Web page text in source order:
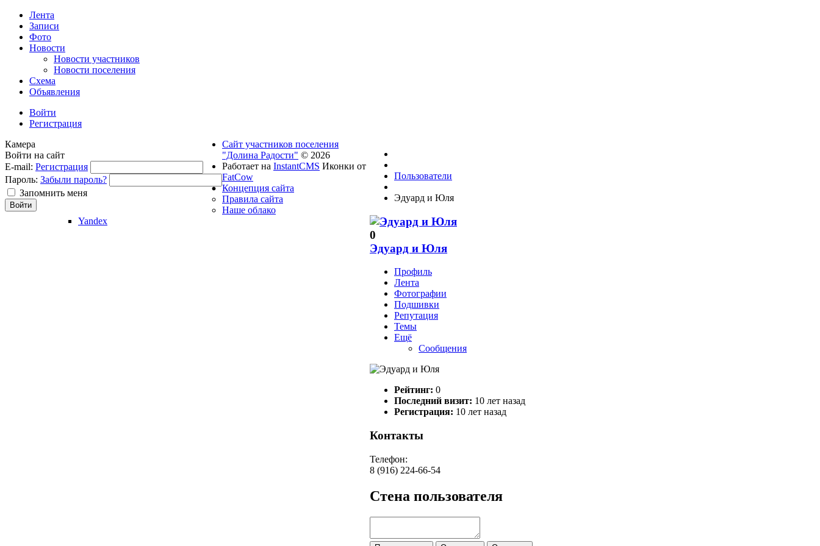
Лента
Записи
Фото
Новости
Новости участников
Новости поселения
Схема
Объявления
Войти
Регистрация
Пользователи
Эдуард и Юля
0
Эдуард и Юля
Профиль
Лента
Фотографии
Подшивки
Репутация
Темы
Ещё
Сообщения
Рейтинг: 0
Последний визит: 10 лет назад
Регистрация: 10 лет назад
Контакты
Телефон:
8 (916) 224-66-54
Стена пользователя
Камера
Войти на сайт
E-mail: Регистрация
Пароль: Забыли пароль?
Запомнить меня
Сайт участников поселения
"Долина Радости" © 2026
Работает на InstantCMS Иконки от
FatCow
Концепция сайта
Правила сайта
Наше облако
Yandex